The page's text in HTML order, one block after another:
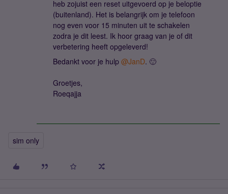
heb zojuist een reset uitgevoerd op je beloptie
(buitenland). Het is belangrijk om je telefoon
nog even voor 15 minuten uit te schakelen
zodra je dit leest. Ik hoor graag van je of dit
verbetering heeft opgeleverd!
Bedankt voor je hulp @JanD. 🙂
Groetjes,
Roeqajja
sim only